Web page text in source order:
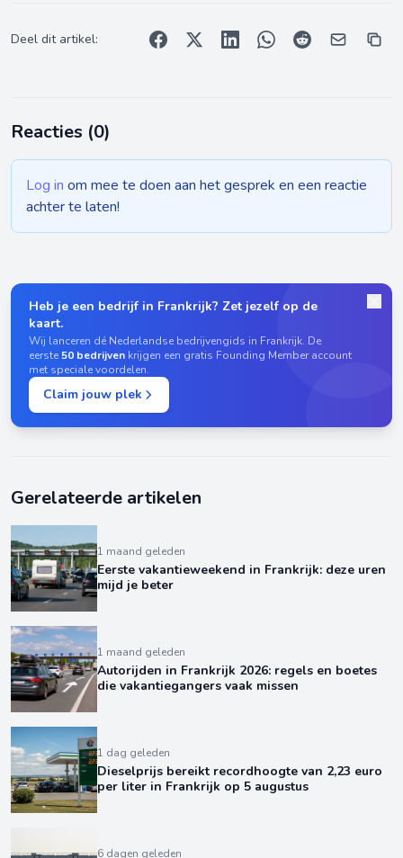
Deel dit artikel:
Reacties (0)
Log in om mee te doen aan het gesprek en een reactie
achter te laten!
Heb je een bedrijf in Frankrijk? Zet jezelf op de
kaart.
Wij lanceren dé Nederlandse bedrijvengids in Frankrijk. De
eerste50 bedrijven krijgen een gratis Founding Member account
met speciale voordelen.
Claim jouw plek
Gerelateerde artikelen
1 maand geleden
Eerste vakantieweekend in Frankrijk: deze uren
mijd je beter
1 maand geleden
Autorijden in Frankrijk 2026: regels en boetes
die vakantiegangers vaak missen
1 dag geleden
Dieselprijs bereikt recordhoogte van 2,23 euro
per liter in Frankrijk op 5 augustus
6 dagen geleden